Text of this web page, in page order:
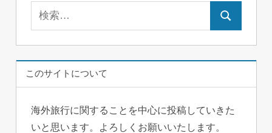
検
このサイトについて
海外旅行に関することを中心に投稿していきた
いと思います。よろしくお願いいたします。